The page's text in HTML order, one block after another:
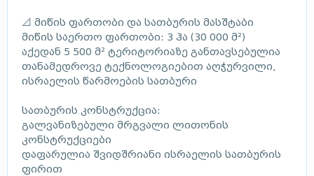
📐 მიწის ფართობი და სათბურის მასშტაბი
მიწის საერთო ფართობი: 3 ჰა (30 000 მ²)
აქედან 5 500 მ² ტერიტორიაზე განთავსებულია
თანამედროვე ტექნოლოგიებით აღჭურვილი,
ისრაელის წარმოების სათბური
სათბურის კონსტრუქცია:
გალვანიზებული მრგვალი ლითონის
კონსტრუქციები
დაფარულია შვიდშრიანი ისრაელის სათბურის
ფირით